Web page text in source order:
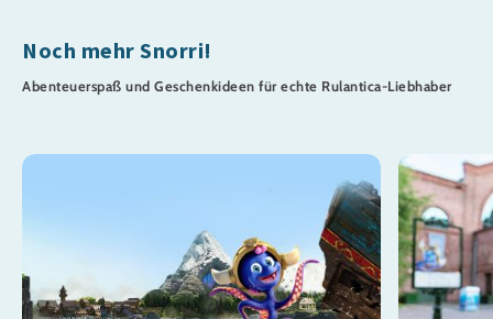
Noch mehr Snorri!
Abenteuerspaß und Geschenkideen für echte Rulantica-Liebhaber